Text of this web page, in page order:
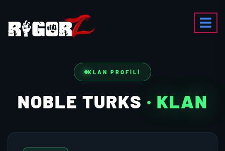
KLAN PROFILI
NOBLE TURKS · KLAN